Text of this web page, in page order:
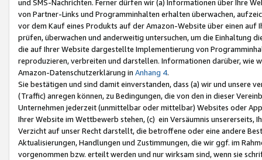
und SMS-Nachrichten. Ferner dürfen wir (a) Informationen über Ihre
von Partner-Links und Programminhalten erhalten überwachen,
vor dem Kauf eines Produkts auf der Amazon-Website über einen
prüfen, überwachen und anderweitig untersuchen, um die Einhaltung
die auf Ihrer Website dargestellte Implementierung von
reproduzieren, verbreiten und darstellen. Informationen darüber, wie
Amazon-Datenschutzerklärung in Anhang 4.
Sie bestätigen und sind damit einverstanden, dass (a) wir und
(Traffic) anregen können, zu Bedingungen, die von den in dieser
Unternehmen jederzeit (unmittelbar oder mittelbar) Websites oder
Ihrer Website im Wettbewerb stehen, (c) ein Versäumnis unsererseits,
Verzicht auf unser Recht darstellt, die betroffene oder eine andere
Aktualisierungen, Handlungen und Zustimmungen, die wir ggf. im
vorgenommen bzw. erteilt werden und nur wirksam sind, wenn sie